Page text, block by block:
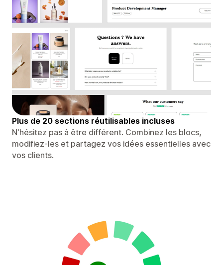
Plus de 20 sections réutilisables incluses
N'hésitez pas à être différent. Combinez les blocs,
modifiez-les et partagez vos idées essentielles avec
vos clients.